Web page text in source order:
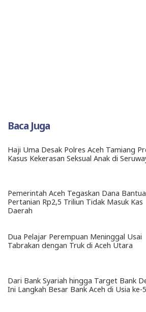
Baca Juga
Haji Uma Desak Polres Aceh Tamiang
Kasus Kekerasan Seksual Anak di
Pemerintah Aceh Tegaskan Dana
Pertanian Rp2,5 Triliun Tidak Masuk Kas
Daerah
Dua Pelajar Perempuan Meninggal Usai
Tabrakan dengan Truk di Aceh Utara
Dari Bank Syariah hingga Target Bank
Ini Langkah Besar Bank Aceh di Usia ke-